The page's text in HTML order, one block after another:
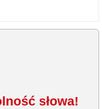
słowa!